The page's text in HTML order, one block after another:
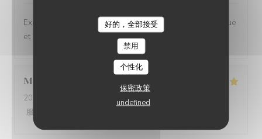
好的，全部接受
禁用
个性化
保密政策
undefined
Excellentes croquettes de crevettes! Service sympathique
et efficace Très bon rapport qualité prix
Michel
2026-08-02
服务